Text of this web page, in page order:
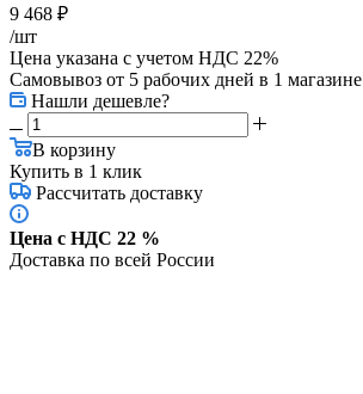
9 468 ₽
/шт
Цена указана с учетом НДС 22%
Самовывоз от 5 рабочих дней в 1 магазине
Нашли дешевле?
В корзину
Купить в 1 клик
Рассчитать доставку
Цена с НДС 22 %
Доставка по всей России